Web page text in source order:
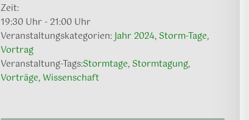
Zeit:
19:30 Uhr - 21:00 Uhr
Veranstaltungskategorien: Jahr 2024, Storm-Tage,
Vortrag
Veranstaltung-Tags:Stormtage, Stormtagung,
Vorträge, Wissenschaft